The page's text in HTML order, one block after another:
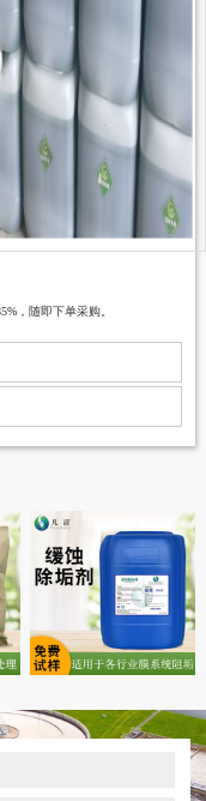
，随即下单采购。